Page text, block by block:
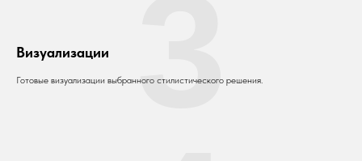
Визуализации
Готовые визуализации выбранного стилистического решения.
3